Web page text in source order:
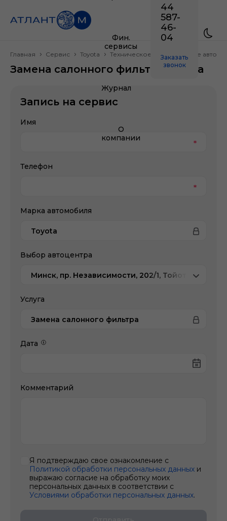
Фин.
сервисы
Журнал
О
компании
44
587-
46-
04
Заказать
звонок
Главная Сервис Toyota Техническое обслуживание
Замена салонного фильтра Toyota
Запись на сервис
Имя
Телефон
Марка автомобиля
Toyota
Выбор автоцентра
Минск, пр. Независимости, 202/1, Тойота Центр
Услуга
Замена салонного фильтра
Дата
Комментарий
Я подтверждаю свое ознакомление с
Политикой обработки персональных данных и
выражаю согласие на обработку моих
персональных данных в соответствии с
Условиями обработки персональных данных.